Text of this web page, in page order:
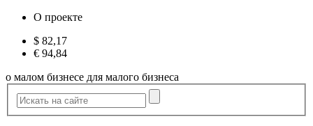
О проекте
$ 82,17
€ 94,84
о малом бизнесе для малого бизнеса